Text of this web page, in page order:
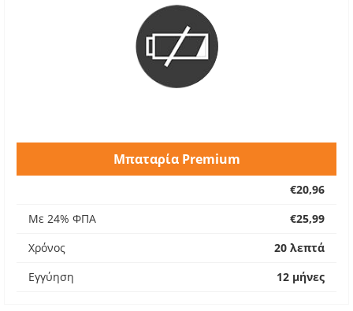
Μπαταρία Premium
€20,96
Με 24% ΦΠΑ
€25,99
Χρόνος
20 λεπτά
Εγγύηση
12 μήνες